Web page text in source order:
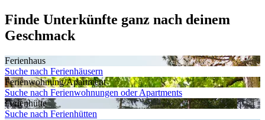
Finde Unterkünfte ganz nach deinem
Geschmack
Ferienhaus
Suche nach Ferienhäusern
Ferienwohnung/Apartment
Suche nach Ferienwohnungen oder Apartments
Ferienhütte
Suche nach Ferienhütten